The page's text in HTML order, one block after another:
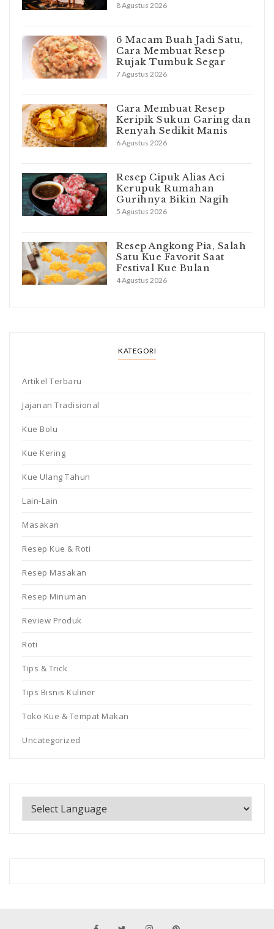
8 Agustus 2026
6 Macam Buah Jadi Satu,
Cara Membuat Resep
Rujak Tumbuk Segar
7 Agustus 2026
Cara Membuat Resep
Keripik Sukun Garing dan
Renyah Sedikit Manis
6 Agustus 2026
Resep Cipuk Alias Aci
Kerupuk Rumahan
Gurihnya Bikin Nagih
5 Agustus 2026
Resep Angkong Pia, Salah
Satu Kue Favorit Saat
Festival Kue Bulan
4 Agustus 2026
KATEGORI
Artikel Terbaru
Jajanan Tradisional
Kue Bolu
Kue Kering
Kue Ulang Tahun
Lain-Lain
Masakan
Resep Kue & Roti
Resep Masakan
Resep Minuman
Review Produk
Roti
Tips & Trick
Tips Bisnis Kuliner
Toko Kue & Tempat Makan
Uncategorized